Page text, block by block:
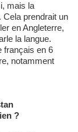
mais la
Cela prendrait un
en Angleterre,
la langue.
français en 6
notamment
?